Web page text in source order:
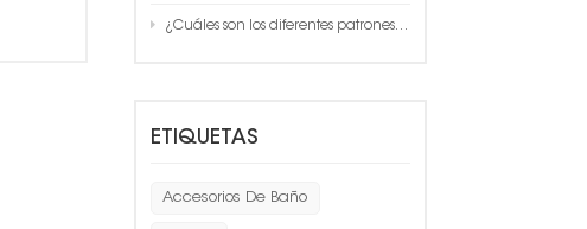
¿Cuáles son los diferentes patrones de rociado disponibles en una ducha de mano?
ETIQUETAS
Accesorios De Baño